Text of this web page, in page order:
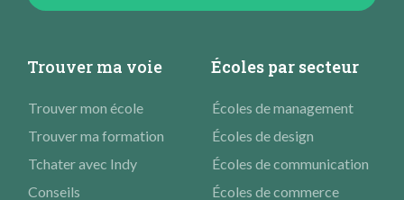
Trouver ma voie
Trouver mon école
Trouver ma formation
Tchater avec Indy
Conseils
Écoles par secteur
Écoles de management
Écoles de design
Écoles de communication
Écoles de commerce